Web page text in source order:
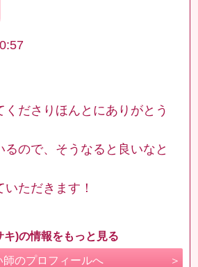
くださりほんとにありがとう
るので、そうなると良いなと
ただきます！
キ)の情報をもっと見る
師のプロフィールへ